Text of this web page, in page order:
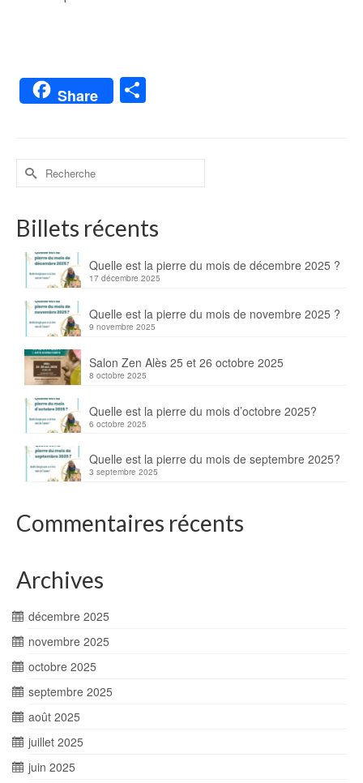
Share
Billets récents
Quelle est la pierre du mois de décembre 2025 ?
17 décembre 2025
Quelle est la pierre du mois de novembre 2025 ?
9 novembre 2025
Salon Zen Alès 25 et 26 octobre 2025
8 octobre 2025
Quelle est la pierre du mois d’octobre 2025?
6 octobre 2025
Quelle est la pierre du mois de septembre 2025?
3 septembre 2025
Commentaires récents
Archives
décembre 2025
novembre 2025
octobre 2025
septembre 2025
août 2025
juillet 2025
juin 2025